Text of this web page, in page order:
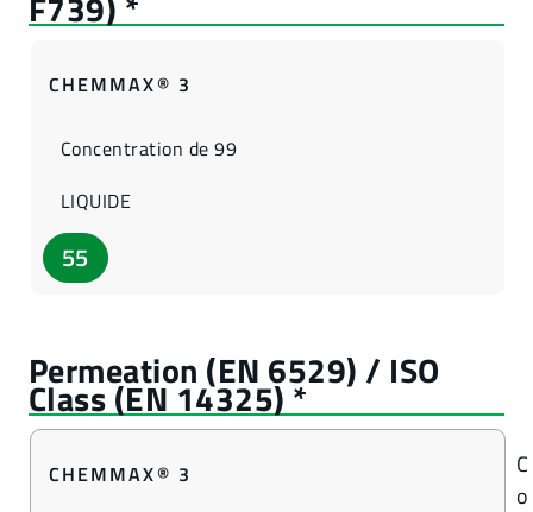
CHEMMAX® 3
Concentration de 99
LIQUIDE
55
CHEMMAX® 3
C
o